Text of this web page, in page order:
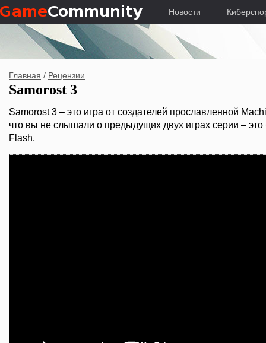
Новости
Главная / Рецензии
Samorost 3
Samorost 3 – это игра от создателей прославленной
что вы не слышали о предыдущих двух играх серии –
Flash.